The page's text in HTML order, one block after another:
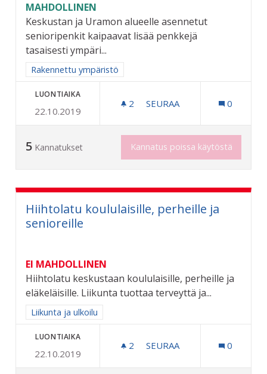
MAHDOLLINEN
Keskustan ja Uramon alueelle asennetut
senioripenkit kaipaavat lisää penkkejä
tasaisesti ympäri...
Rajaa tulokset aihepiirin mukaan: Rakennettu ympäristö
Rakennettu ympäristö
LUONTIAIKA
22.10.2019
2 2 SEURAAJAA
SEURAA 0
5 Kannatukset Kannatus poissa käytöstä
Hiihtolatu koululaisille, perheille ja
senioreille
EI MAHDOLLINEN
Hiihtolatu keskustaan koululaisille, perheille ja
eläkeläisille. Liikunta tuottaa terveyttä ja...
Rajaa tulokset aihepiirin mukaan: Liikunta ja ulkoilu
Liikunta ja ulkoilu
LUONTIAIKA
22.10.2019
2 2 SEURAAJAA
SEURAA 0